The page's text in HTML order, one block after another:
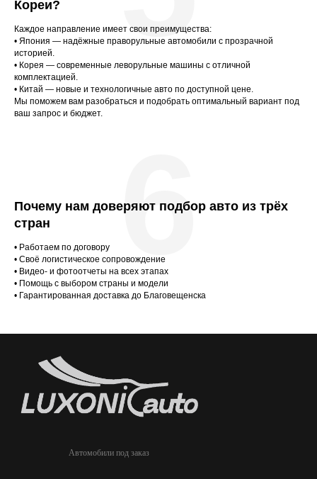
Кореи?
Каждое направление имеет свои преимущества:
• Япония — надёжные праворульные автомобили с прозрачной
историей.
• Корея — современные леворульные машины с отличной
комплектацией.
• Китай — новые и технологичные авто по доступной цене.
Мы поможем вам разобраться и подобрать оптимальный вариант под
ваш запрос и бюджет.
Почему нам доверяют подбор авто из трёх
стран
• Работаем по договору
• Своё логистическое сопровождение
• Видео- и фотоотчеты на всех этапах
• Помощь с выбором страны и модели
• Гарантированная доставка до Благовещенска
6
Автомобили под заказ